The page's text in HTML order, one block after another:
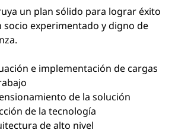
un plan sólido para lograr éxito
socio experimentado y digno de
e implementación de cargas
de la solución
de la tecnología
de alto nivel